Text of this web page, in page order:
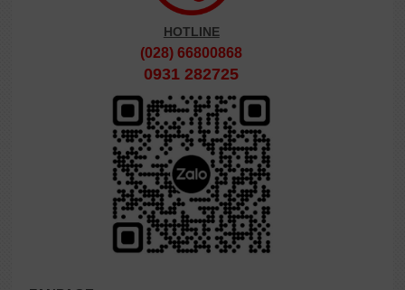
HOTLINE
(028) 66800868
0931 282725